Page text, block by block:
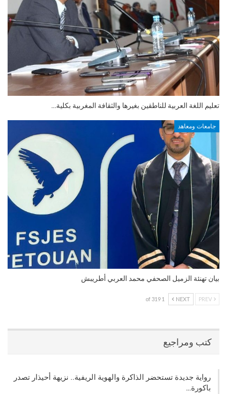
تعليم اللغة العربية للناطقين بغيرها والثقافة المغربية بكلية…
جامعات ومعاهد
بيان تهنئة الزميل الصحفي محمد العربي أطريبش
NEXT
1 of 319
كتب ومراجيع
رواية جديدة تستحضر الذاكرة والهوية الريفية.. نزيهة أحيذار تصدر
باكورة…